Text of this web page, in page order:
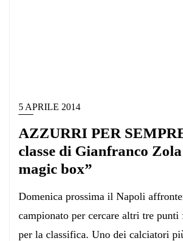
5 APRILE 2014
AZZURRI PER
classe di Gianfranco
magic box”
Domenica prossima il Napoli
campionato per cercare altri tre punti
per la classifica. Uno dei calciatori